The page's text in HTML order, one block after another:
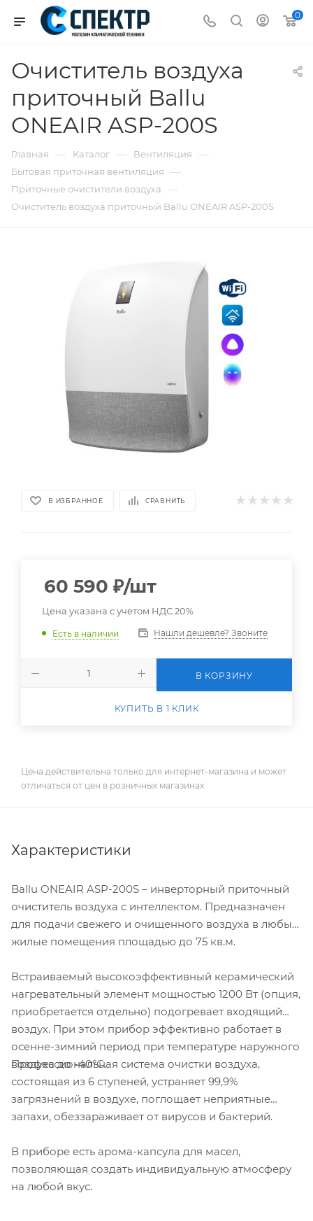
0
Очиститель воздуха
приточный Ballu
ONEAIR ASP-200S
Главная — Каталог — Вентиляция —
Бытовая приточная вентиляция —
Приточные очистители воздуха —
Очиститель воздуха приточный Ballu ONEAIR ASP-200S
В ИЗБРАННОЕ СРАВНИТЬ
60 590 ₽/шт
Цена указана с учетом НДС 20%
Есть в наличии Нашли дешевле? Звоните
В КОРЗИНУ
КУПИТЬ В 1 КЛИК
Цена действительна только для интернет-магазина и может
отличаться от цен в розничных магазинах
Характеристики
Ballu ONEAIR ASP-200S – инверторный приточный
очиститель воздуха с интеллектом. Предназначен
для подачи свежего и очищенного воздуха в любые
жилые помещения площадью до 75 кв.м.
Встраиваемый высокоэффективный керамический
нагревательный элемент мощностью 1200 Вт (опция,
приобретается отдельно) подогревает входящий
воздух. При этом прибор эффективно работает в
осенне-зимний период при температуре наружного
воздуха до -40°С.
Профессиональная система очистки воздуха,
состоящая из 6 ступеней, устраняет 99,9%
загрязнений в воздухе, поглощает неприятные
запахи, обеззараживает от вирусов и бактерий.
В приборе есть арома-капсула для масел,
позволяющая создать индивидуальную атмосферу
на любой вкус.